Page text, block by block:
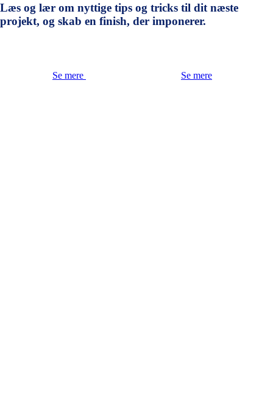
Læs og lær om nyttige tips og tricks til dit næste
projekt, og skab en finish, der imponerer.
Se mere Se mere